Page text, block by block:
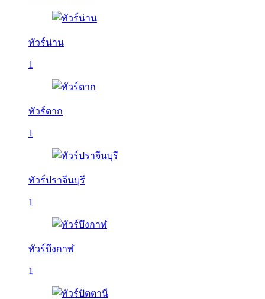
ทัวร์น่าน
1
ทัวร์ตาก
1
ทัวร์ปราจีนบุรี
1
ทัวร์บึงกาฬ
1